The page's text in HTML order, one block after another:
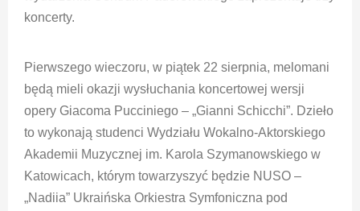
koncerty.
Pierwszego wieczoru, w piątek 22 sierpnia, melomani
będą mieli okazji wysłuchania koncertowej wersji
opery Giacoma Pucciniego – „Gianni Schicchi”. Dzieło
to wykonają studenci Wydziału Wokalno-Aktorskiego
Akademii Muzycznej im. Karola Szymanowskiego w
Katowicach, którym towarzyszyć będzie NUSO –
„Nadiia” Ukraińska Orkiestra Symfoniczna pod